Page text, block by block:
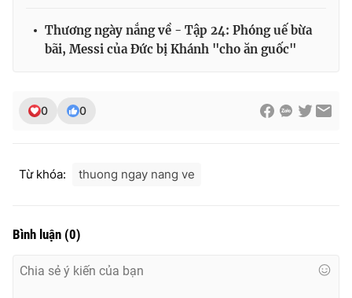
Thương ngày nắng về - Tập 24: Phóng uế bừa
bãi, Messi của Đức bị Khánh "cho ăn guốc"
0 0
Từ khóa: thuong ngay nang ve
Bình luận (0)